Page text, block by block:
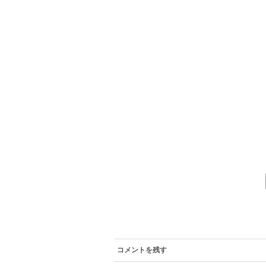
コメントを残す